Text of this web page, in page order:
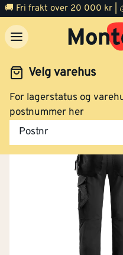
Velg varehus
For lagerstatus og
postnummer her
Postnr
og verneutstyr
Arbeidsbukse
Klikk og hent
Arbeidsbukse